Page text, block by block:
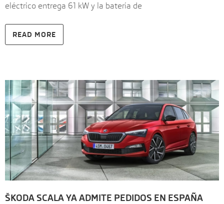
eléctrico entrega 61 kW y la batería de
READ MORE
ŠKODA SCALA YA ADMITE PEDIDOS EN ESPAÑA